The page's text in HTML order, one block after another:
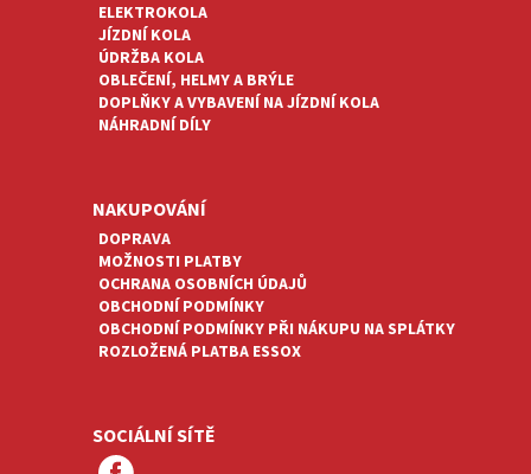
ELEKTROKOLA
JÍZDNÍ KOLA
ÚDRŽBA KOLA
OBLEČENÍ, HELMY A BRÝLE
DOPLŇKY A VYBAVENÍ NA JÍZDNÍ KOLA
NÁHRADNÍ DÍLY
NAKUPOVÁNÍ
DOPRAVA
MOŽNOSTI PLATBY
OCHRANA OSOBNÍCH ÚDAJŮ
OBCHODNÍ PODMÍNKY
OBCHODNÍ PODMÍNKY PŘI NÁKUPU NA SPLÁTKY
ROZLOŽENÁ PLATBA ESSOX
SOCIÁLNÍ SÍTĚ